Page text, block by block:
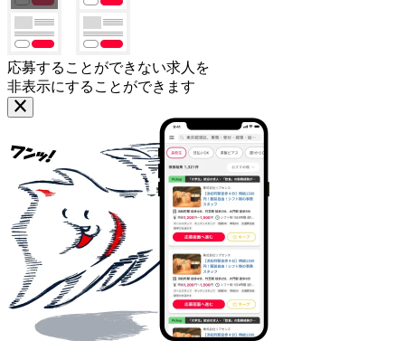
応募することができない求人を
非表示にすることができます